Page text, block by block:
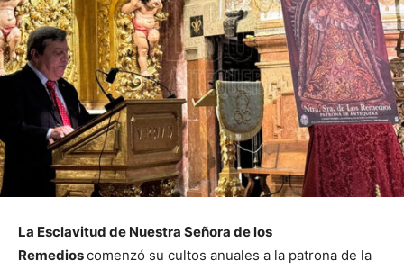
La Esclavitud de Nuestra Señora de los
Remedioscomenzó su cultos anuales a la patrona de la